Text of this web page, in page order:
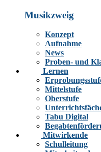
Musikzweig
Konzept
Aufnahme
News
Proben- und
Lernen
Mittelstufe
Oberstufe
Tabu Digital
Mitwirkende
Schulleitung